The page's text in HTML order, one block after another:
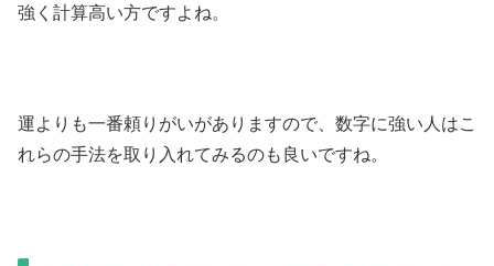
強く計算高い方ですよね。
運よりも一番頼りがいがありますので、数字に強い人はこ
れらの手法を取り入れてみるのも良いですね。